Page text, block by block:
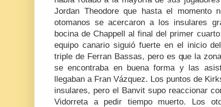
Jordan Theodore que hasta el
otomanos se acercaron a los insulares
bocina de Chappell al final del primer
equipo canario siguió fuerte en el inicio
triple de Ferran Bassas, pero es que la
se encontraba en buena forma y las
llegaban a Fran Vázquez. Los puntos de
insulares, pero el Banvit supo reaccionar
Vidorreta a pedir tiempo muerto. Los